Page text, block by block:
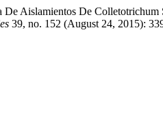
Aislamientos De
39, no. 152 (August 24, 2015):